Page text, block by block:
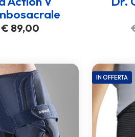
Il
€ 99,90.
€ 89,00Il
€ 89,00.
IN OFFERTA